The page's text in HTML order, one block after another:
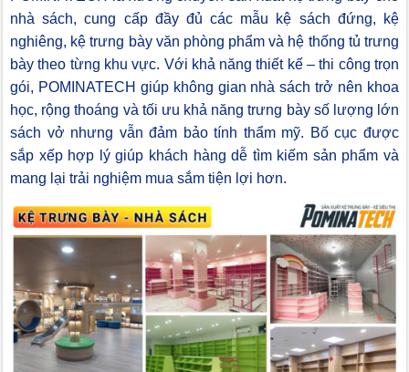
nhà sách, cung cấp đầy đủ các mẫu kệ sách đứng, kệ
nghiêng, kệ trưng bày văn phòng phẩm và hệ thống tủ trưng
bày theo từng khu vực. Với khả năng thiết kế – thi công trọn
gói, POMINATECH giúp không gian nhà sách trở nên khoa
học, rộng thoáng và tối ưu khả năng trưng bày số lượng lớn
sách vở nhưng vẫn đảm bảo tính thẩm mỹ. Bố cục được
sắp xếp hợp lý giúp khách hàng dễ tìm kiếm sản phẩm và
mang lại trải nghiệm mua sắm tiện lợi hơn.